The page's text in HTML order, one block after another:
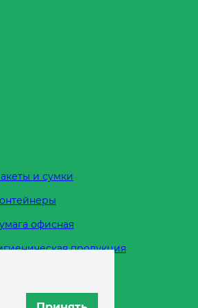
и сумки
офисная
продукция